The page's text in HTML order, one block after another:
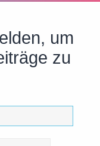
um
zu